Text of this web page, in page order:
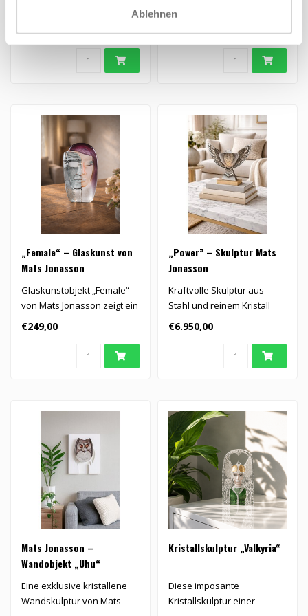
Ablehnen
€39,00
Uhus, entworfen von Mats
€2.400,00
„Female“ – Glaskunst von
Mats Jonasson
Glaskunstobjekt „Female“
von Mats Jonasson zeigt ein
Gesicht mit zwei kontra..
€249,00
„Power” – Skulptur Mats
Jonasson
Kraftvolle Skulptur aus
Stahl und reinem Kristall
von Mats Jonasson. Die weit
€6.950,00
Mats Jonasson –
Wandobjekt „Uhu“
Eine exklusive kristallene
Wandskulptur von Mats
Kristallskulptur „Valkyria“
Diese imposante
Kristallskulptur einer